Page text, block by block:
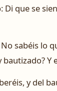
Di que se
sabéis lo
Y
y del